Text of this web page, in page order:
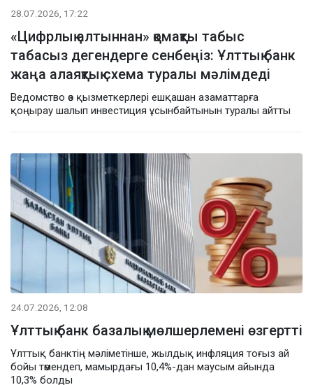
28.07.2026, 17:22
«Цифрлық алтыннан» қомақты табыс
табасыз дегендерге сенбеңіз: Ұлттық банк
жаңа алаяқтық схема туралы мәлімдеді
Ведомство өз қызметкерлері ешқашан азаматтарға
қоңырау шалып инвестиция ұсынбайтынын туралы айтты
24.07.2026, 12:08
Ұлттық банк базалық мөлшерлемені өзгертті
Ұлттық банктің мәліметінше, жылдық инфляция тоғыз ай
бойы төмендеп, мамырдағы 10,4%-дан маусым айында
10,3% болды